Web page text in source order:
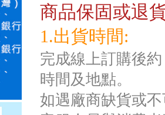
商品保固或退
1.出貨時間:
完成線上訂購後
時間及地點。
如遇廠商缺貨或